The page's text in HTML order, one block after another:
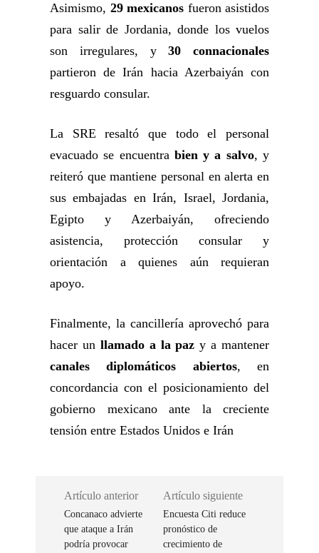
Asimismo, 29 mexicanos fueron asistidos
para salir de Jordania, donde los vuelos
son irregulares, y30 connacionales
partieron de Irán hacia Azerbaiyán con
resguardo consular.
La SRE resaltó que todo el personal
evacuado se encuentra bien y a salvo, y
reiteró que mantiene personal en alerta en
sus embajadas en Irán, Israel, Jordania,
Egipto y Azerbaiyán, ofreciendo
asistencia, protección consular y
orientación a quienes aún requieran
apoyo.
Finalmente, la cancillería aprovechó para
hacer un llamado a la paz y a mantener
canales diplomáticos abiertos, en
concordancia con el posicionamiento del
gobierno mexicano ante la creciente
tensión entre Estados Unidos e Irán
Artículo anterior
Concanaco advierte
que ataque a Irán
podría provocar
Artículo siguiente
Encuesta Citi reduce
pronóstico de
crecimiento de